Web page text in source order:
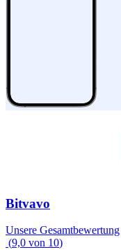
Bitvavo
Unsere Gesamtbewertung
(9,0 von 10)